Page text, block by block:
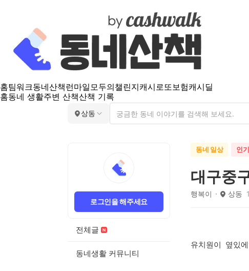
홈팀워크동네산책 런마일모두의챌린지캐시로또보험캐시딜
홈동네 생활주변 산책산책 기록
상동
로그인을 해주세요
전체글
동네생활 커뮤니티
동네 일상 인
대구중
행복이 상동
유치원이 옆있